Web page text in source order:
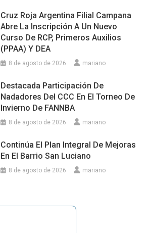
Cruz Roja Argentina Filial Campana
Abre La Inscripción A Un Nuevo
Curso De RCP, Primeros Auxilios
(PPAA) Y DEA
8 de agosto de 2026 mariano
Destacada Participación De
Nadadores Del CCC En El Torneo De
Invierno De FANNBA
8 de agosto de 2026 mariano
Continúa El Plan Integral De Mejoras
En El Barrio San Luciano
8 de agosto de 2026 mariano